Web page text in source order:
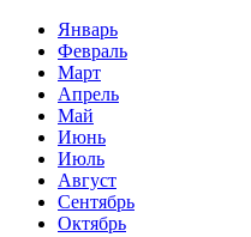
Январь
Февраль
Март
Апрель
Май
Июнь
Июль
Август
Сентябрь
Октябрь